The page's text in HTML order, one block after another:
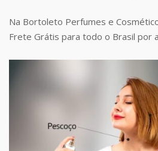
Na Bortoleto Perfumes e
Frete Grátis para todo o Brasil por